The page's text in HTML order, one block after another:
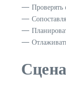
— Проверять
—
—
— Отлаживать